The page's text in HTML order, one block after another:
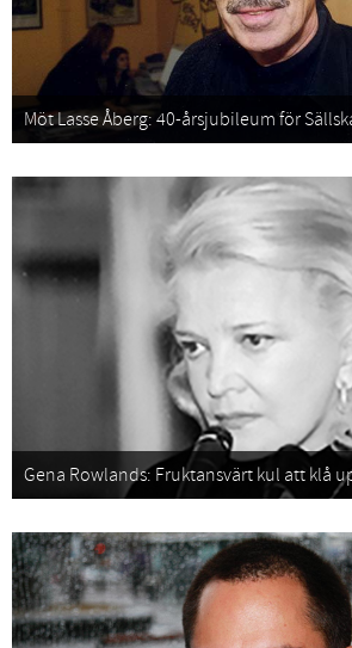
Möt Lasse Åberg: 40-årsjubileum för
Gena Rowlands: Fruktansvärt kul att klå